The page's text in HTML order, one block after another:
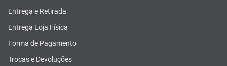
Entrega e Retirada
Entrega Loja Física
Forma de Pagamento
Trocas e Devoluções